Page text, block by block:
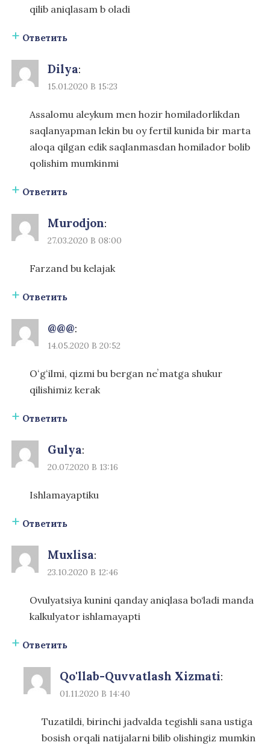
qilib aniqlasam b oladi
Ответить
Dilya:
15.01.2020 В 15:23
Assalomu aleykum men hozir homiladorlikdan
saqlanyapman lekin bu oy fertil kunida bir marta
aloqa qilgan edik saqlanmasdan homilador bolib
qolishim mumkinmi
Ответить
Murodjon:
27.03.2020 В 08:00
Farzand bu kelajak
Ответить
@@@:
14.05.2020 В 20:52
Oʻgʻilmi, qizmi bu bergan neʼmatga shukur
qilishimiz kerak
Ответить
Gulya:
20.07.2020 В 13:16
Ishlamayaptiku
Ответить
Muxlisa:
23.10.2020 В 12:46
Ovulyatsiya kunini qanday aniqlasa bo‘ladi manda
kalkulyator ishlamayapti
Ответить
Qo'llab-Quvvatlash Xizmati:
01.11.2020 В 14:40
Tuzatildi, birinchi jadvalda tegishli sana ustiga
bosish orqali natijalarni bilib olishingiz mumkin